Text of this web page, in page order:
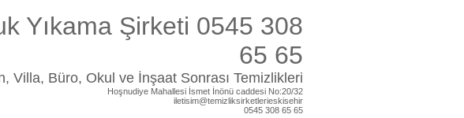
Yıkama Şirketi 0545 308
65 65
Villa, Büro, Okul ve İnşaat Sonrası Temizlikleri
Hoşnudiye Mahallesi İsmet İnönü caddesi No:20/32
iletisim@temizliksirketlerieskisehir
0545 308 65 65